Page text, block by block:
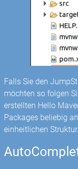
Falls Sie den
möchten so folgen
erstellten Hello
Packages beliebig
einheitlichen Struktur.